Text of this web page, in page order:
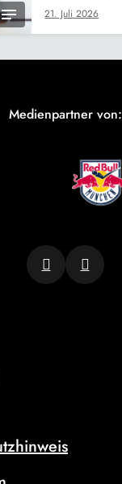
21. Juli 2026
Medienpartner von: